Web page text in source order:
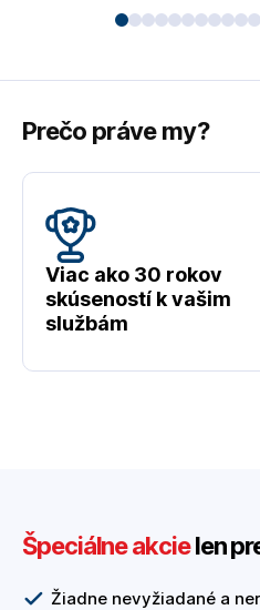
Prečo práve my?
Viac ako 30 rokov
skúseností k vašim
službám
Špeciálne akcielen
Žiadne nevyžiadané a